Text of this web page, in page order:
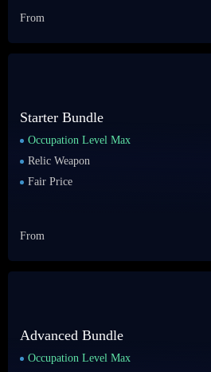
From
Starter Bundle
Occupation Level Max
Relic Weapon
Fair Price
From
Advanced Bundle
Occupation Level Max